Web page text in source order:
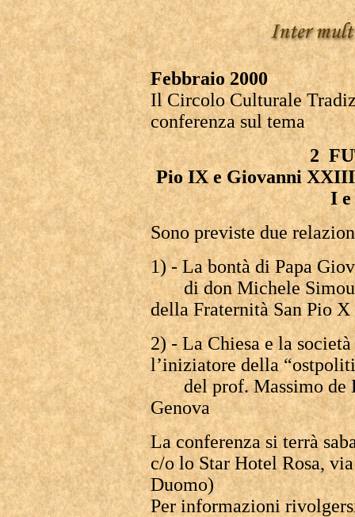
Febbraio 2000
Il Circolo Culturale
conferenza sul tema
2
Pio IX e Giovanni
I
Sono previste due
1) - La bontà di Papa
di don Michele
della Fraternità San Pio X
2) - La Chiesa e la
l’iniziatore della
del prof. Massimo de
Genova
La conferenza si terrà
c/o lo Star Hotel Rosa,
Duomo)
Per informazioni